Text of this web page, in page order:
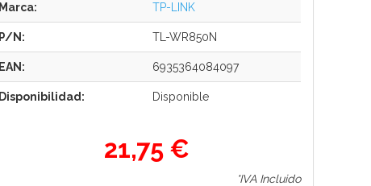
Marca: TP-LINK
P/N: TL-WR850N
EAN: 6935364084097
Disponibilidad: Disponible
21,75 €
*IVA Incluido